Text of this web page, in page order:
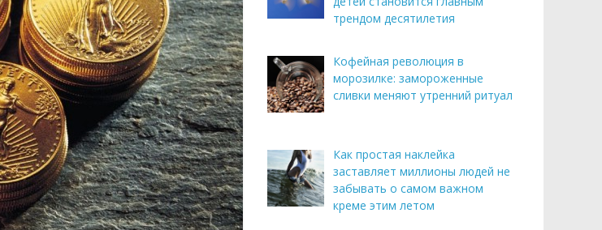
трендом десятилетия
Кофейная революция в
морозилке: замороженные
сливки меняют утренний ритуал
Как простая наклейка
заставляет миллионы людей не
забывать о самом важном
креме этим летом